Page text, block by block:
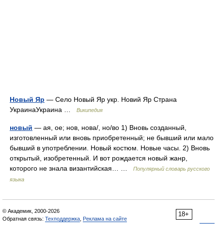
Новый Яр — Село Новый Яр укр. Новий Яр Страна
УкраинаУкраина …
Википедия
новый — ая, ое; нов, нова/, но/во 1) Вновь созданный,
изготовленный или вновь приобретенный; не бывший или мало
бывший в употреблении. Новый костюм. Новые часы. 2) Вновь
открытый, изобретенный. И вот рождается новый жанр,
которого не знала византийская… …
Популярный словарь русского
языка
18+
© Академик, 2000-2026
Обратная связь: Техподдержка Реклама на сайте